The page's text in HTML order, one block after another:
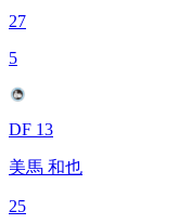
27
5
DF 13
美馬 和也
25